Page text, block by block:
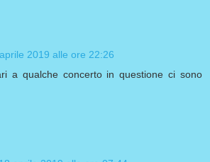
2019 alle ore 22:26
a qualche concerto in questione ci sono